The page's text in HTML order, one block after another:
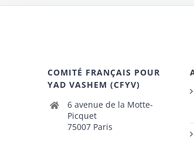
COMITÉ FRANÇAIS POUR
YAD VASHEM (CFYV)
6 avenue de la Motte-
Picquet
75007 Paris